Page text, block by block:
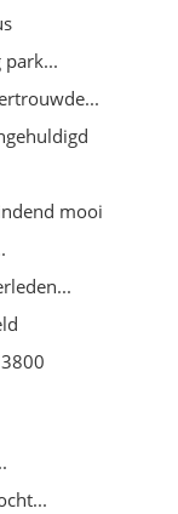
park...
mooi